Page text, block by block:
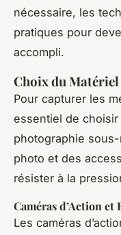
nécessaire, les
pratiques pour
accompli.
Choix du Matériel
Pour capturer les
essentiel de
photographie
photo et des
résister à la
Caméras d’Action et
Les caméras